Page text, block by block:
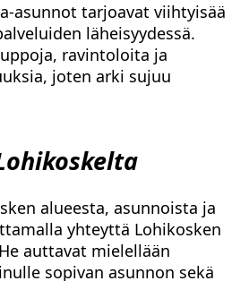
asunnot tarjoavat viihtyisää
läheisyydessä.
ravintoloita ja
joten arki sujuu
alueesta, asunnoista ja
yhteyttä Lohikosken
auttavat mielellään
sopivan asunnon sekä